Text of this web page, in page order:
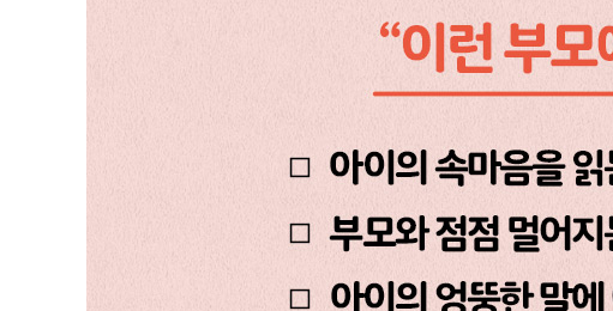
02 학교 갈 준비를 안 하고 꾸물대는 아이
04 심하게 욕하는 아이